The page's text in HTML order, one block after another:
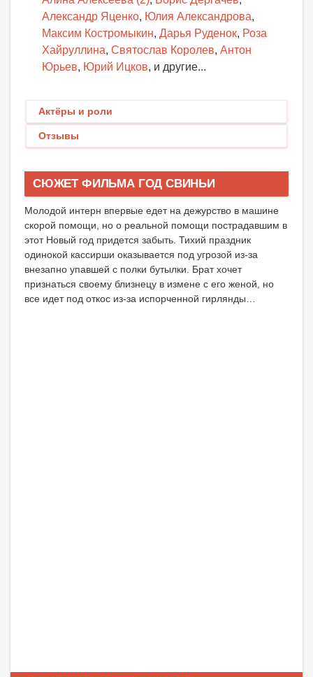
Александр Яценко, Юлия Александрова,
Максим Костромыкин, Дарья Руденок, Роза
Хайруллина, Святослав Королев, Антон
Юрьев, Юрий Ицков, и другие...
Актёры и роли
Отзывы
СЮЖЕТ ФИЛЬМА ГОД СВИНЬИ
Молодой интерн впервые едет на дежурство в машине
скорой помощи, но о реальной помощи пострадавшим в
этот Новый год придется забыть. Тихий праздник
одинокой кассирши оказывается под угрозой из-за
внезапно упавшей с полки бутылки. Брат хочет
признаться своему близнецу в измене с его женой, но
все идет под откос из-за испорченной гирлянды…